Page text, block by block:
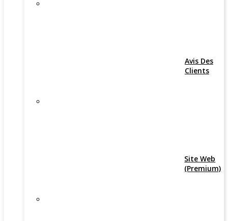
Avis Des
Clients
Site Web
(Premium)